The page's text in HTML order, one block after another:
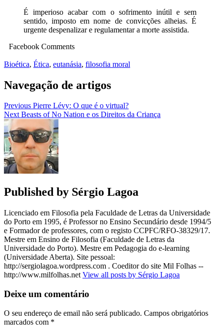
É imperioso acabar com o sofrimento inútil e sem
sentido, imposto em nome de convicções alheias. É
urgente despenalizar e regulamentar a morte assistida.
Facebook Comments
Bioética, Ética, eutanásia, filosofia moral
Navegação de artigos
Previous Pierre Lévy: O que é o virtual?
Next Beasts of No Nation e os Direitos da Criança
Published by Sérgio Lagoa
Licenciado em Filosofia pela Faculdade de Letras da Universidade
do Porto em 1995, é Professor no Ensino Secundário desde 1994/5
e Formador de professores, com o registo CCPFC/RFO-38329/17.
Mestre em Ensino de Filosofia (Faculdade de Letras da
Universidade do Porto). Mestre em Pedagogia do e-learning
(Universidade Aberta). Site pessoal:
http://sergiolagoa.wordpress.com . Coeditor do site Mil Folhas --
http://www.milfolhas.net View all posts by Sérgio Lagoa
Deixe um comentário
O seu endereço de email não será publicado. Campos obrigatórios
marcados com *